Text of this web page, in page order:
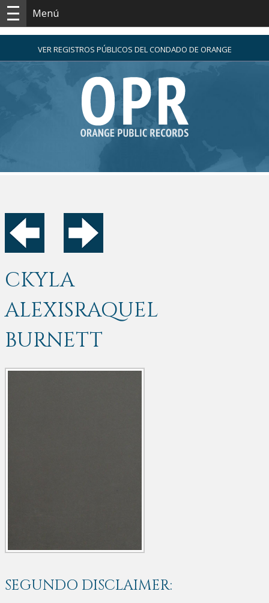
Menú
VER REGISTROS PÚBLICOS DEL CONDADO DE ORANGE
CKYLA
ALEXISRAQUEL
BURNETT
SEGUNDO DISCLAIMER: